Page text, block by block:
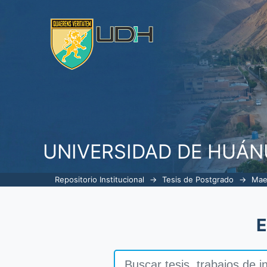
UNIVERSIDAD DE
Nivel de ansiedad dental de
Centro de salud las moras
Repositorio Institucional → Tesis de Postgrado →